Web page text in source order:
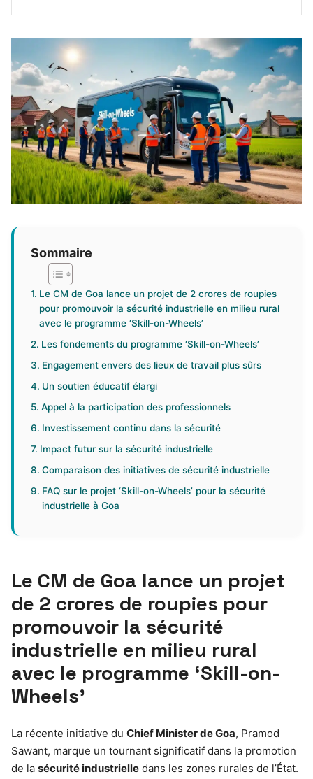
Sommaire
Le CM de Goa lance un projet de 2 crores de roupies
pour promouvoir la sécurité industrielle en milieu rural
avec le programme ‘Skill-on-Wheels’
Les fondements du programme ‘Skill-on-Wheels’
Engagement envers des lieux de travail plus sûrs
Un soutien éducatif élargi
Appel à la participation des professionnels
Investissement continu dans la sécurité
Impact futur sur la sécurité industrielle
Comparaison des initiatives de sécurité industrielle
FAQ sur le projet ‘Skill-on-Wheels’ pour la sécurité
industrielle à Goa
Le CM de Goa lance un projet
de 2 crores de roupies pour
promouvoir la sécurité
industrielle en milieu rural
avec le programme ‘Skill-on-
Wheels’
La récente initiative du Chief Minister de Goa, Pramod
Sawant, marque un tournant significatif dans la promotion
de la sécurité industrielle dans les zones rurales de l’État.